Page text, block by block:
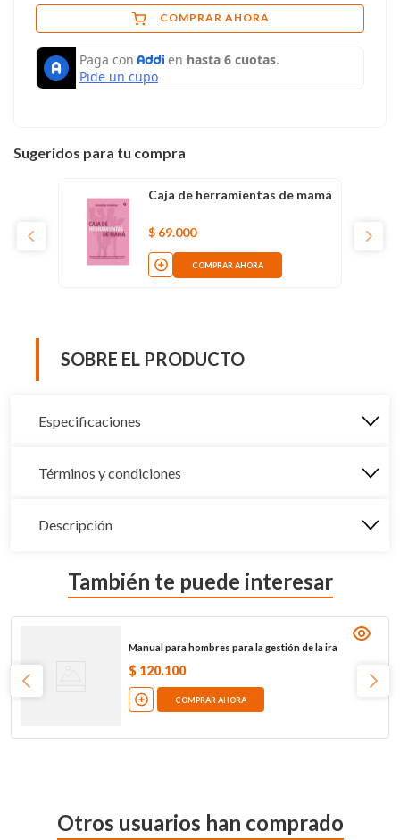
COMPRAR AHORA
Sugeridos para tu compra
Caja de herramientas de mamá
$ 69.000
COMPRAR AHORA
SOBRE EL PRODUCTO
Especificaciones
Términos y condiciones
Descripción
También te puede interesar
Manual para hombres para la gestión de la ira
$ 120.100
COMPRAR AHORA
Otros usuarios han comprado